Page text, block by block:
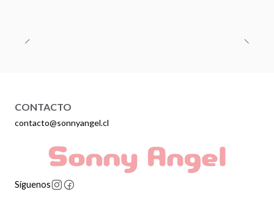
CONTACTO
contacto@sonnyangel.cl
Síguenos